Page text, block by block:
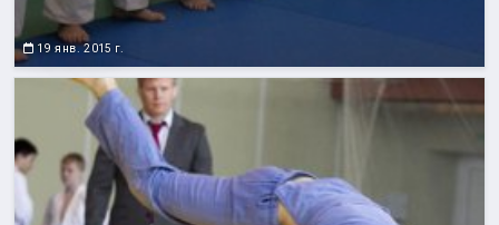
19 янв. 2015 г.